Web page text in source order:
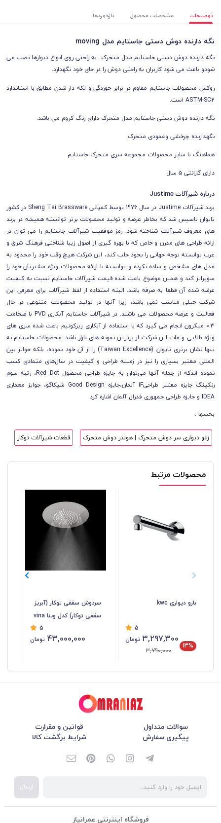
توضیحات مشخصات محصول بازخوردها
نگه دارنده دوش دستی جاستایم مدل moving
نگه دارنده دوش دستی جاستایم مدل متحرک به راحتی روی انواع دیوارها نصب می
شودو باعث می شود کاربران به راحتی دوش را در جای خود نگهدارد.
روکش محصولات جاستایم مقاوم در برابر خوردگی و لکه دار شدن مطابق با استاندارد
ASTM-SC2 است.
نگه دارنده دوش دستی جاستایم مدل متحرک دارای رنگ کروم می باشد.
نگهدارنده چرخشی وعمودی متحرک
هماهنگ با سایر محصولات مجموعه سری متحرک جاستایم
دارای گارانتی ۵ سال
درباره شیرآلات Justime
برند شیرآلات Justime در سال 1976 توسط کمپانی Sheng Tai Brassware در کشور
تایوان تاسیس شد که بخاطر عرضه و تولید محصولات برتر توانسته همیشه در برند
های معروف شیرآلات شناخته شود. رمز موفقیت شیرآلات جاستایم را می توان در
ارائه طراحی های مدرن و خاص که با بهره گیری از اصول زیبا شناختی فرهنگ شرق و
غرب توانسته توجه جهانی را بخود جلب کند، این شرکت هیچ وقت خود را محدود به
مدل های مشخص و ساده نکرده و توانسته با ارائه محصولات ویژه مشتریان خود را
سوپرایز کند و همین موضوع باعث شده قیمت شیرآلات جاستایم نسبت به کیفیت
عرضه شده آن قطعا به صرفه باشد. البته استفاده از لفظ شیرآلات برای معرفی این
شرکت خیلی مناسب نمی باشد، زیرا آنها در تولید محصولات متنوعی در حال
فعالیت و عرضه محصولات می باشند. در شیرآلات جاستایم آبکاری PVD با ضخامت
0.3 میکرون انجام می گیرد که با استفاده از آبکاری زیرکونیم باعث شده سری های
ویژه طلایی و مات این شرکت از برترین نمونه های بازار باشد. محصولات جاستایم نه
تنها نشان برتری تایوان (Taiwan Excellence) را از آن خود نموده، بلکه جوایز بین
المللی معتبر بسیاری را نیز در زمینه طراحی و کیفیت در سال‌های متمادی کسب
نموده اندکه از جمله آنها می‌توان به جایزه طراحی محصول Red Dot، رتبه سوم
رنکینگ جایزه معتبر طراحیiF آلمان،جایزه Good Design شیکاگو، جوایز معماری
IDEA و جایزه طراحی جمهوری فدرال آلمان اشاره کرد
بخشها :
زانو دیواری سر دوش متحرک | هولدر دوش متحرک قطعات شیرآلات توکار
محصولات مرتبط
بازو دیواری kwc
5
13%
3,297,300 تومان
3,790,000
سردوش سقفی توکار (آبریز
سقفی توکار) کدل وینا vina
5
43,000,000 تومان
سوالات متداول
قوانین و مقرارت
پیگیری سفارش
شرایط برگشت کالا
ارسال
فروشگاه اینترنتی عمرانیاز